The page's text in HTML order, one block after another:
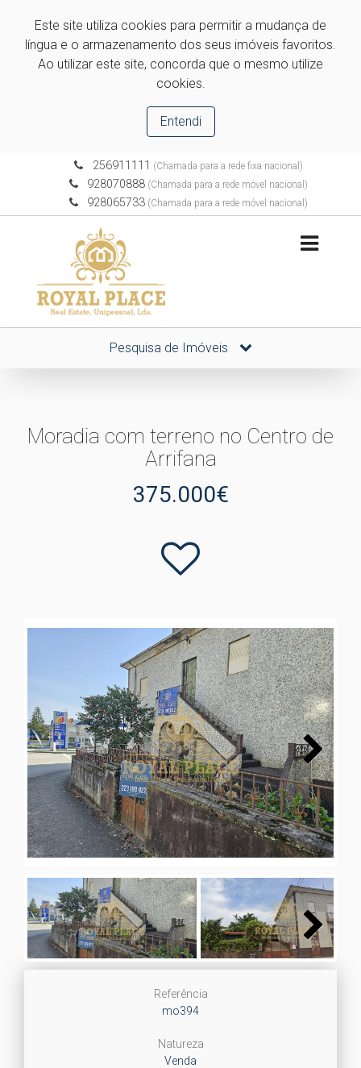
Este site utiliza cookies para permitir a mudança de
língua e o armazenamento dos seus imóveis favoritos.
Ao utilizar este site, concorda que o mesmo utilize
cookies.
Entendi
256911111 (Chamada para a rede fixa nacional)
928070888 (Chamada para a rede móvel nacional)
928065733 (Chamada para a rede móvel nacional)
Pesquisa de Imóveis
Moradia com terreno no Centro de
Arrifana
375.000€
Next
Next
Referência
mo394
Natureza
Venda